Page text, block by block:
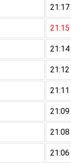
21:17
21:15
21:14
21:12
21:11
21:09
21:08
21:06